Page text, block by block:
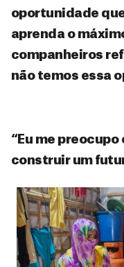
oportunidade
aprenda o
companheiros
não temos essa
“Eu me
construir um